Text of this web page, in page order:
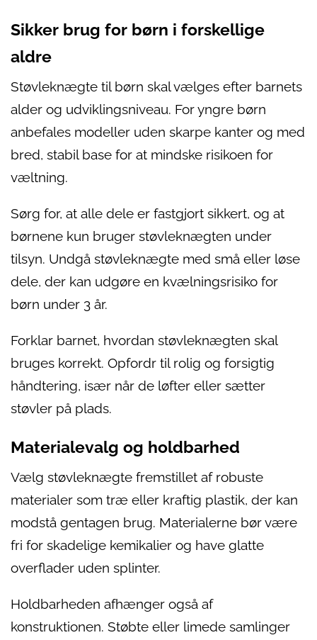
Sikker brug for børn i forskellige
aldre
Støvleknægte til børn skal vælges efter barnets
alder og udviklingsniveau. For yngre børn
anbefales modeller uden skarpe kanter og med
bred, stabil base for at mindske risikoen for
væltning.
Sørg for, at alle dele er fastgjort sikkert, og at
børnene kun bruger støvleknægten under
tilsyn. Undgå støvleknægte med små eller løse
dele, der kan udgøre en kvælningsrisiko for
børn under 3 år.
Forklar barnet, hvordan støvleknægten skal
bruges korrekt. Opfordr til rolig og forsigtig
håndtering, især når de løfter eller sætter
støvler på plads.
Materialevalg og holdbarhed
Vælg støvleknægte fremstillet af robuste
materialer som træ eller kraftig plastik, der kan
modstå gentagen brug. Materialerne bør være
fri for skadelige kemikalier og have glatte
overflader uden splinter.
Holdbarheden afhænger også af
konstruktionen. Støbte eller limede samlinger